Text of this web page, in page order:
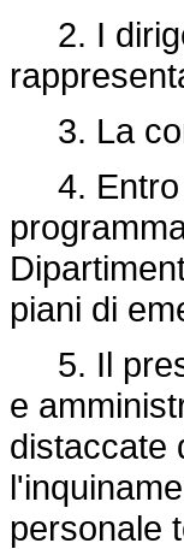
2. I
3. La
4. Entro
piani di
5. Il
e
distaccate
personale